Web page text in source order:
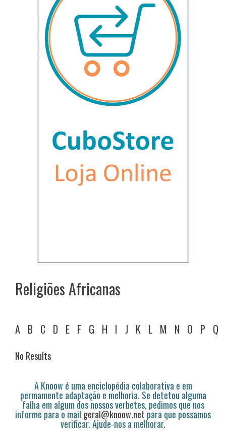
Religiões Africanas
A B C D E F G H I J K L M N O P Q
No Results
A Knoow é uma enciclopédia colaborativa e em
permamente adaptação e melhoria. Se detetou alguma
falha em algum dos nossos verbetes, pedimos que nos
informe para o mail geral@knoow.netpara que possamos
verificar. Ajude-nos a melhorar.